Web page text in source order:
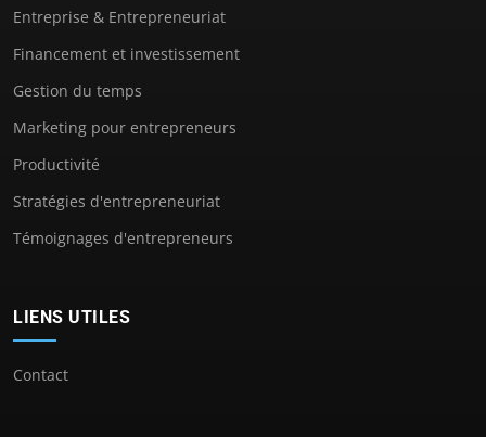
Entreprise & Entrepreneuriat
Financement et investissement
Gestion du temps
Marketing pour entrepreneurs
Productivité
Stratégies d'entrepreneuriat
Témoignages d'entrepreneurs
LIENS UTILES
Contact